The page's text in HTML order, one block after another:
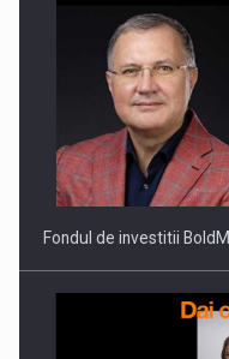
ROOTED IN ROMANIA,
THE…
Fondul de investitii